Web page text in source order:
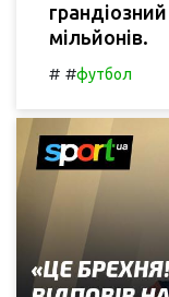
мільйонів.
# #футбол